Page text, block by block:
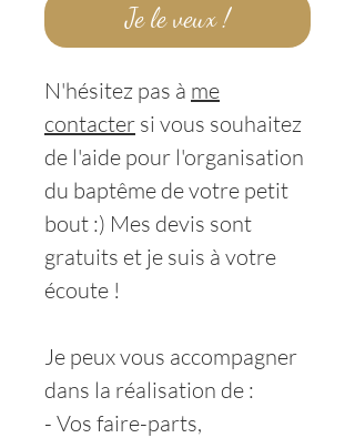
Je le veux !
N'hésitez pas à me
contacter si vous souhaitez
de l'aide pour l'organisation
du baptême de votre petit
bout :) Mes devis sont
gratuits et je suis à votre
écoute !
Je peux vous accompagner
dans la réalisation de :
- Vos faire-parts,